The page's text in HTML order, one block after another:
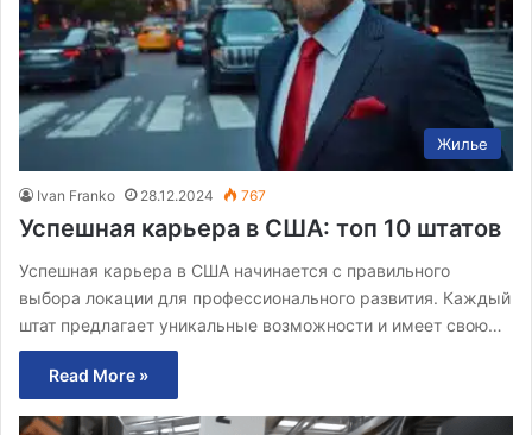
Жилье
Ivan Franko 28.12.2024 767
Успешная карьера в США: топ 10 штатов
Успешная карьера в США начинается с правильного
выбора локации для профессионального развития. Каждый
штат предлагает уникальные возможности и имеет свою…
Read More »